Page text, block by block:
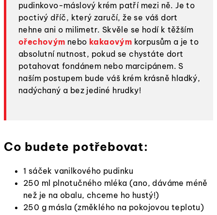
pudinkovo-máslový krém patří mezi ně. Je to
poctivý dříč, který zaručí, že se váš dort
nehne ani o milimetr. Skvěle se hodí k těžším
ořechovým nebo kakaovým korpusům a je to
absolutní nutnost, pokud se chystáte dort
potahovat fondánem nebo marcipánem. S
naším postupem bude váš krém krásně hladký,
nadýchaný a bez jediné hrudky!
Co budete potřebovat:
1 sáček vanilkového pudinku
250 ml plnotučného mléka (ano, dáváme méně
než je na obalu, chceme ho hustý!)
250 g másla (změklého na pokojovou teplotu)